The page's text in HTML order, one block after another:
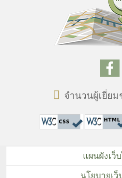
จำนวนผู้เยี่ย
แผนผังเว็
นโยบายเว็